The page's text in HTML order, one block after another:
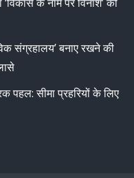
संग्रहालय’ बनाए रखने की
पहल: सीमा प्रहरियों के लिए